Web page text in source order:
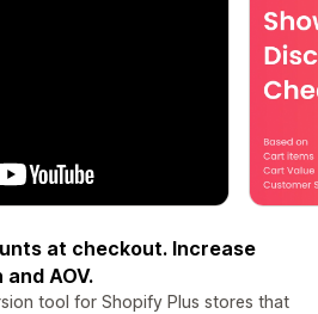
at checkout. Increase
AOV.
tool for Shopify Plus stores that